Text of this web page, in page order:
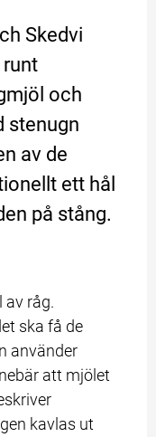
Skedvi
och
stenugn
av de
ett hål
på stång.
av råg.
ska få de
använder
att mjölet
kavlas ut